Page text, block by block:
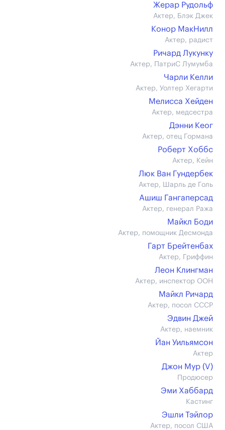
Жерар Рудольф
Актер, Блэк Джек
Конор МакНилл
Актер, радист
Ричард Лукунку
Актер, ПатриС Лумумба
Чарли Келли
Актер, Уолтер Хегарти
Мелисса Хейден
Актер, медсестра
Дэнни Кеог
Актер, отец Гормана
Роберт Хоббс
Актер, Кейн
Люк Ван Гундербек
Актер, Шарль де Голь
Ашиш Гангаперсад
Актер, генерал Ража
Майкл Боди
Актер, помощник Десмонда
Гарт Брейтенбах
Актер, Гриффин
Леон Клингман
Актер, инспектор ООН
Майкл Ричард
Актер, посол СССР
Эдвин Джей
Актер, наемник
Йан Уильямсон
Актер
Джон Мур (V)
Продюсер
Эми Хаббард
Кастинг
Эшли Тэйлор
Актер, посол США